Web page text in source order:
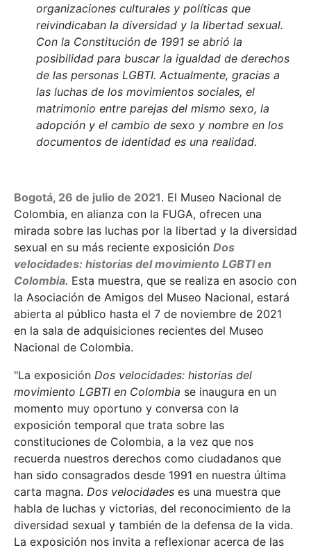
organizaciones culturales y políticas que
reivindicaban la diversidad y la libertad sexual.
Con la Constitución de 1991 se abrió la
posibilidad para buscar la igualdad de derechos
de las personas LGBTI. Actualmente, gracias a
las luchas de los movimientos sociales, el
matrimonio entre parejas del mismo sexo, la
adopción y el cambio de sexo y nombre en los
documentos de identidad es una realidad.
Bogotá, 26 de julio de 2021. El Museo Nacional de
Colombia, en alianza con la FUGA, ofrecen una
mirada sobre las luchas por la libertad y la diversidad
sexual en su más reciente exposición Dos
velocidades: historias del movimiento LGBTI en
Colombia. Esta muestra, que se realiza en asocio con
la Asociación de Amigos del Museo Nacional, estará
abierta al público hasta el 7 de noviembre de 2021
en la sala de adquisiciones recientes del Museo
Nacional de Colombia.
"La exposición Dos velocidades: historias del
movimiento LGBTI en Colombia se inaugura en un
momento muy oportuno y conversa con la
exposición temporal que trata sobre las
constituciones de Colombia, a la vez que nos
recuerda nuestros derechos como ciudadanos que
han sido consagrados desde 1991 en nuestra última
carta magna. Dos velocidades es una muestra que
habla de luchas y victorias, del reconocimiento de la
diversidad sexual y también de la defensa de la vida.
La exposición nos invita a reflexionar acerca de las